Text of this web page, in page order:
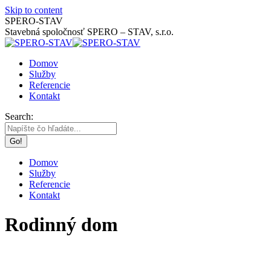
Skip to content
SPERO-STAV
Stavebná spoločnosť SPERO – STAV, s.r.o.
Domov
Služby
Referencie
Kontakt
Search:
Domov
Služby
Referencie
Kontakt
Rodinný dom